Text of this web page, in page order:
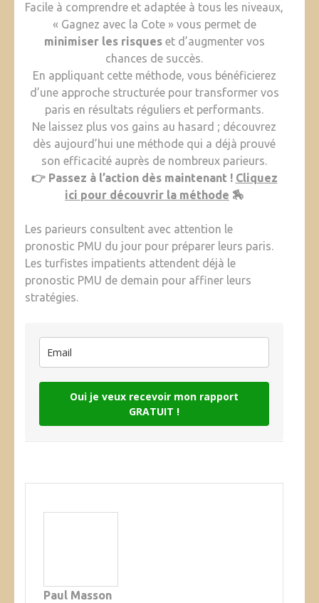
Facile à comprendre et adaptée à tous les niveaux,
« Gagnez avec la Cote » vous permet de
minimiser les risqueset d’augmenter vos
chances de succès.
En appliquant cette méthode, vous bénéficierez
d’une approche structurée pour transformer vos
paris en résultats réguliers et performants.
Ne laissez plus vos gains au hasard ; découvrez
dès aujourd’hui une méthode qui a déjà prouvé
son efficacité auprès de nombreux parieurs.
👉 Passez à l’action dès maintenant ! Cliquez
ici pour découvrir la méthode 🏇
Les parieurs consultent avec attention le
pronostic PMU du jour pour préparer leurs paris.
Les turfistes impatients attendent déjà le
pronostic PMU de demain pour affiner leurs
stratégies.
Oui je veux recevoir mon rapport
GRATUIT !
Paul Masson